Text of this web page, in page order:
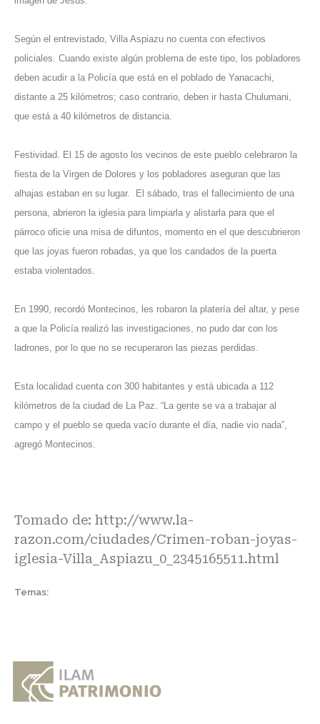
Según el entrevistado, Villa Aspiazu no cuenta con efectivos
policiales. Cuando existe algún problema de este tipo, los pobladores
deben acudir a la Policía que está en el poblado de Yanacachi,
distante a 25 kilómetros; caso contrario, deben ir hasta Chulumani,
que está a 40 kilómetros de distancia.
Festividad. El 15 de agosto los vecinos de este pueblo celebraron la
fiesta de la Virgen de Dolores y los pobladores aseguran que las
alhajas estaban en su lugar. El sábado, tras el fallecimiento de una
persona, abrieron la iglesia para limpiarla y alistarla para que el
párroco oficie una misa de difuntos, momento en el que descubrieron
que las joyas fueron robadas, ya que los candados de la puerta
estaba violentados.
En 1990, recordó Montecinos, les robaron la platería del altar, y pese
a que la Policía realizó las investigaciones, no pudo dar con los
ladrones, por lo que no se recuperaron las piezas perdidas.
Esta localidad cuenta con 300 habitantes y está ubicada a 112
kilómetros de la ciudad de La Paz. “La gente se va a trabajar al
campo y el pueblo se queda vacío durante el día, nadie vio nada”,
agregó Montecinos.
Tomado de: http://www.la-
razon.com/ciudades/Crimen-roban-joyas-
iglesia-Villa_Aspiazu_0_2345165511.html
Temas: